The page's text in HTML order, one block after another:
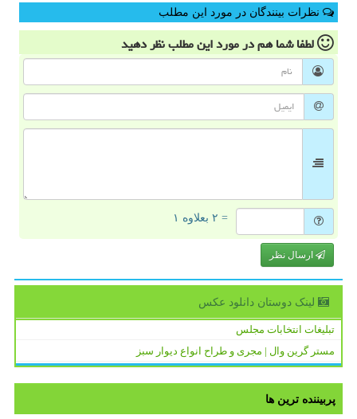
نظرات بینندگان در مورد این مطلب
لطفا شما همدر مورد این مطلبنظر دهید
= ۲ بعلاوه ۱
ارسال نظر
لینک دوستان دانلود عكس
تبلیغات انتخابات مجلس
مستر گرین وال | مجری و طراح انواع دیوار سبز
پربیننده ترین ها